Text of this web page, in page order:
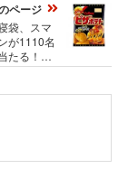
ページ
袋、スマ
が1110名
たる！カ
ントキャ